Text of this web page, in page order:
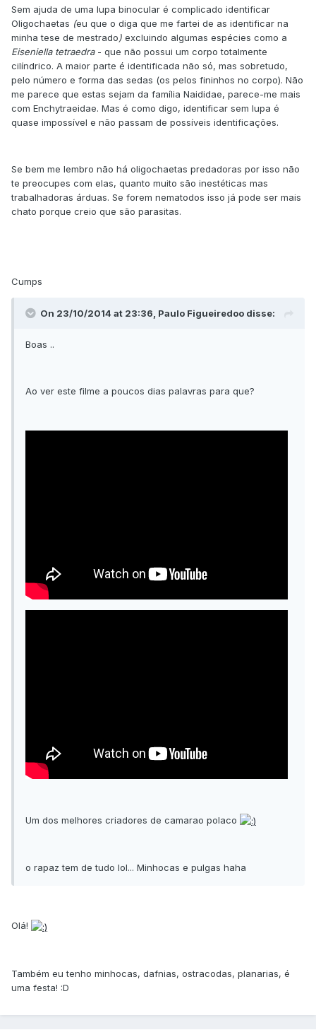
Sem ajuda de uma lupa binocular é complicado identificar
Oligochaetas (eu que o diga que me fartei de as identificar na
minha tese de mestrado) excluindo algumas espécies como a
Eiseniella tetraedra - que não possui um corpo totalmente
cilíndrico. A maior parte é identificada não só, mas sobretudo,
pelo número e forma das sedas (os pelos fininhos no corpo). Não
me parece que estas sejam da família Naididae, parece-me mais
com Enchytraeidae. Mas é como digo, identificar sem lupa é
quase impossível e não passam de possíveis identificações.
Se bem me lembro não há oligochaetas predadoras por isso não
te preocupes com elas, quanto muito são inestéticas mas
trabalhadoras árduas. Se forem nematodos isso já pode ser mais
chato porque creio que são parasitas.
Cumps
On 23/10/2014 at 23:36, Paulo Figueiredoo disse:
Boas ..
Ao ver este filme a poucos dias palavras para que?
Um dos melhores criadores de camarao polaco
o rapaz tem de tudo lol... Minhocas e pulgas haha
Olá!
Também eu tenho minhocas, dafnias, ostracodas, planarias, é
uma festa! :D